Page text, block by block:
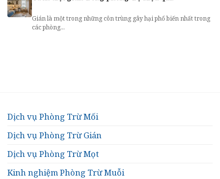
Gián là một trong những côn trùng gây hại phổ biến nhất trong
các phòng...
Dịch vụ Phòng Trừ Mối
Dịch vụ Phòng Trừ Gián
Dịch vụ Phòng Trừ Mọt
Kinh nghiệm Phòng Trừ Muỗi